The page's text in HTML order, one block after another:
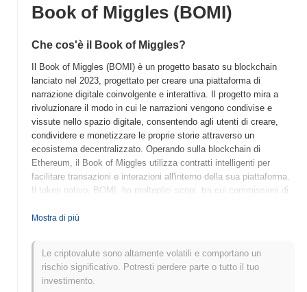
Book of Miggles (BOMI)
Che cos'è il Book of Miggles?
Il Book of Miggles (BOMI) è un progetto basato su blockchain
lanciato nel 2023, progettato per creare una piattaforma di
narrazione digitale coinvolgente e interattiva. Il progetto mira a
rivoluzionare il modo in cui le narrazioni vengono condivise e
vissute nello spazio digitale, consentendo agli utenti di creare,
condividere e monetizzare le proprie storie attraverso un
ecosistema decentralizzato. Operando sulla blockchain di
Ethereum, il Book of Miggles utilizza contratti intelligenti per
facilitare transazioni e interazioni all'interno della sua piattaforma.
Il token nativo, BOMI, ha molteplici scopi, tra cui commissioni di
partecipare ai processi decisionali relativi allo sviluppo e alle
è il suo focus sulla narrazione guidata dalla comunità, dove gli
utenti possono collaborare e contribuire a un universo narrativo
condiviso. Questo approccio unico non solo favorisce la
creatività, ma migliora anche il coinvolgimento degli utenti,
Mostra di più
Le criptovalute sono altamente volatili e comportano un
rischio significativo. Potresti perdere parte o tutto il tuo
investimento.